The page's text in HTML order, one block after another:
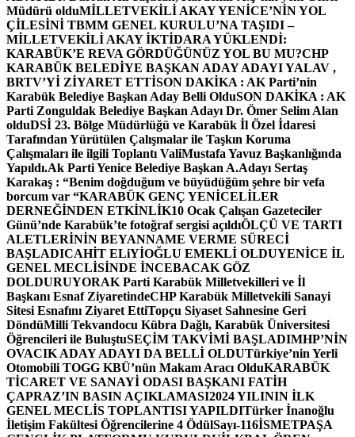
Müdürü olduMİLLETVEKİLİ AKAY YENİCE’NİN YOL
ÇİLESİNİ TBMM GENEL KURULU’NA TAŞIDI –
MİLLETVEKİLİ AKAY İKTİDARA YÜKLENDİ:
KARABÜK’E REVA GÖRDÜĞÜNÜZ YOL BU MU?CHP
KARABÜK BELEDİYE BAŞKAN ADAY ADAYI YALAV ,
BRTV’Yİ ZİYARET ETTİSON DAKİKA : AK Parti’nin
Karabük Belediye Başkan Aday Belli OlduSON DAKİKA : AK
Parti Zonguldak Belediye Başkan Adayı Dr. Ömer Selim Alan
olduDSİ 23. Bölge Müdürlüğü ve Karabük İl Özel İdaresi
Tarafından Yürütülen Çalışmalar ile Taşkın Koruma
Çalışmaları ile ilgili Toplantı ValiMustafa Yavuz Başkanlığında
Yapıldı.Ak Parti Yenice Belediye Başkan A.Adayı Sertaş
Karakaş : “Benim doğduğum ve büyüdüğüm şehre bir vefa
borcum var “KARABÜK GENÇ YENİCELİLER
DERNEĞİNDEN ETKİNLİK10 Ocak Çalışan Gazeteciler
Günü’nde Karabük’te fotoğraf sergisi açıldıÖLÇÜ VE TARTI
ALETLERİNİN BEYANNAME VERME SÜRECİ
BAŞLADICAHİT ELiYİOĞLU EMEKLİ OLDUYENİCE İL
GENEL MECLİSİNDE İNCEBACAK GÖZ
DOLDURUYORAK Parti Karabük Milletvekilleri ve İl
Başkanı Esnaf ZiyaretindeCHP Karabük Milletvekili Sanayi
Sitesi Esnafını Ziyaret EttiTopçu Siyaset Sahnesine Geri
DöndüMilli Tekvandocu Kübra Dağlı, Karabük Üniversitesi
Öğrencileri ile BuluştuSEÇİM TAKVİMİ BAŞLADIMHP’NİN
OVACIK ADAY ADAYI DA BELLİ OLDUTürkiye’nin Yerli
Otomobili TOGG KBÜ’nün Makam Aracı OlduKARABÜK
TİCARET VE SANAYİ ODASI BAŞKANI FATİH
ÇAPRAZ’IN BASIN AÇIKLAMASI2024 YILININ İLK
GENEL MECLİS TOPLANTISI YAPILDITürker İnanoğlu
İletişim Fakültesi Öğrencilerine 4 ÖdülSayı-116İSMETPAŞA